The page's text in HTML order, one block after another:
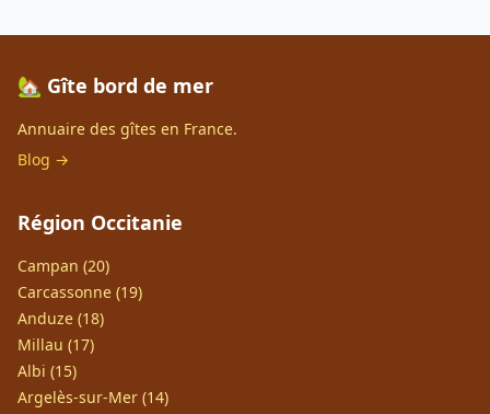
🏡 Gîte bord de mer
Annuaire des gîtes en France.
Blog →
Région Occitanie
Campan (20)
Carcassonne (19)
Anduze (18)
Millau (17)
Albi (15)
Argelès-sur-Mer (14)